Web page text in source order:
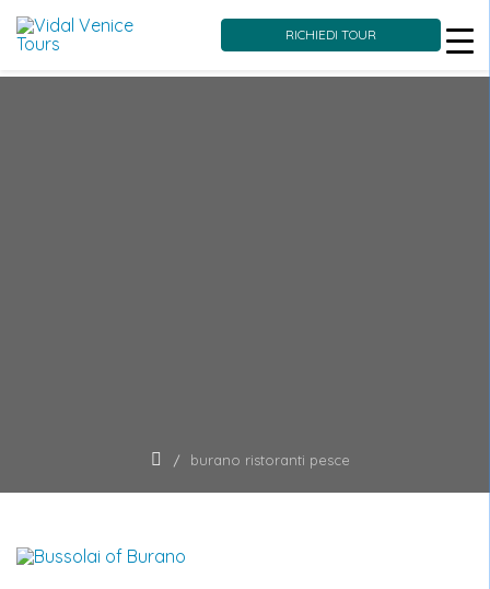
RICHIEDI TOUR
burano ristoranti pesce